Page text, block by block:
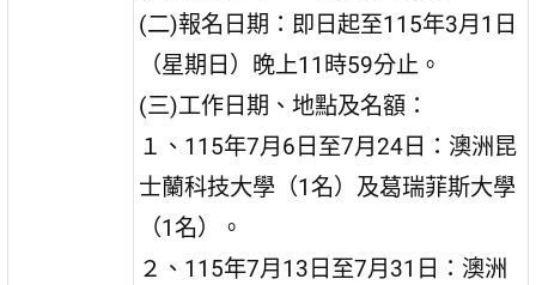
(二)報名日期：即日起至115年3月1日
（星期日）晚上11時59分止。
(三)工作日期、地點及名額：
１、115年7月6日至7月24日：澳洲昆
士蘭科技大學（1名）及葛瑞菲斯大學
（1名）。
２、115年7月13日至7月31日：澳洲